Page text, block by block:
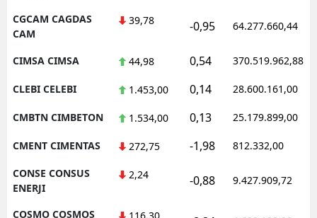
CGCAM CAGDAS
CAM
39,78 -0,95 64.277.660,44
CIMSA CIMSA 44,98 0,54 370.519.962,88
CLEBI CELEBI 1.453,00 0,14 28.600.161,00
CMBTN CIMBETON 1.534,00 0,13 25.179.899,00
CMENT CIMENTAS 272,75 -1,98 812.332,00
CONSE CONSUS
ENERJI
2,24 -0,88 9.427.909,72
COSMO COSMOS
116,30